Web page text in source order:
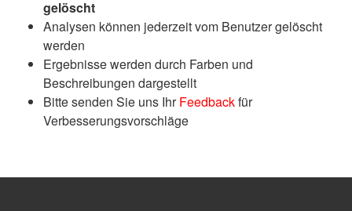
gelöscht
Analysen können jederzeit vom Benutzer gelöscht
werden
Ergebnisse werden durch Farben und
Beschreibungen dargestellt
Bitte senden Sie uns IhrFeedbackfür
Verbesserungsvorschläge